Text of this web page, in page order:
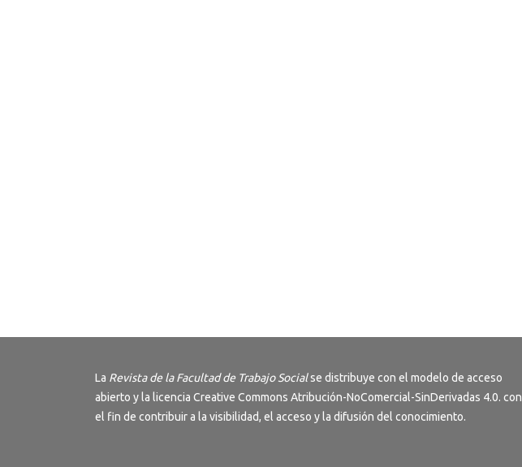
La Revista de la Facultad de Trabajo Socialse distribuye con el modelo de acceso
abierto y la licencia Creative Commons Atribución-NoComercial-SinDerivadas 4.0. con
el fin de contribuir a la visibilidad, el acceso y la difusión del conocimiento.